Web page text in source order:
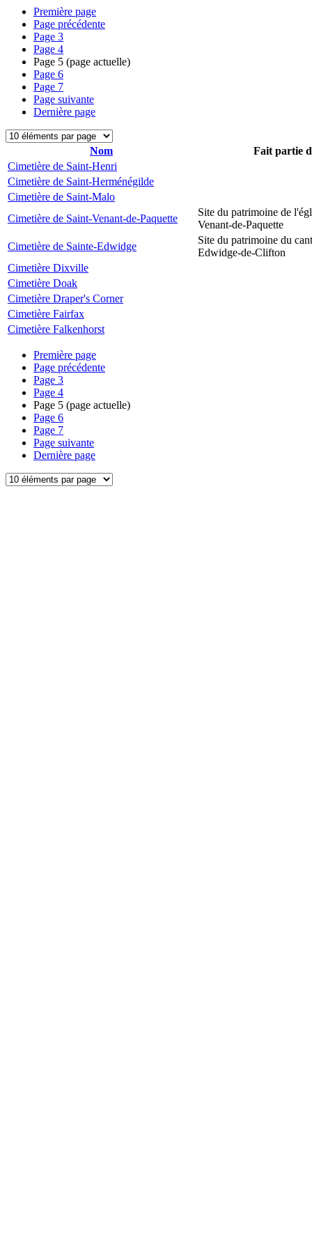
Première page
Page précédente
Page 3
Page 4
Page 5 (page actuelle)
Page 6
Page 7
Page suivante
Dernière page
Nom
Fait partie
Cimetière de Saint-Henri
Cimetière de Saint-Herménégilde
Cimetière de Saint-Malo
Cimetière de Saint-Venant-de-Paquette
Site du patrimoine de
Venant-de-Paquette
Cimetière de Sainte-Edwidge
Site du patrimoine du
Edwidge-de-Clifton
Cimetière Dixville
Cimetière Doak
Cimetière Draper's Corner
Cimetière Fairfax
Cimetière Falkenhorst
Première page
Page précédente
Page 3
Page 4
Page 5 (page actuelle)
Page 6
Page 7
Page suivante
Dernière page